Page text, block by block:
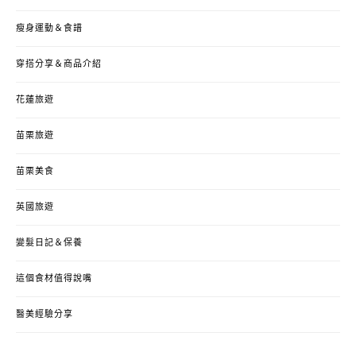
瘦身運動＆食譜
穿搭分享＆商品介紹
花蓮旅遊
苗栗旅遊
苗栗美食
英國旅遊
變髮日記＆保養
這個食材值得說嘴
醫美經驗分享